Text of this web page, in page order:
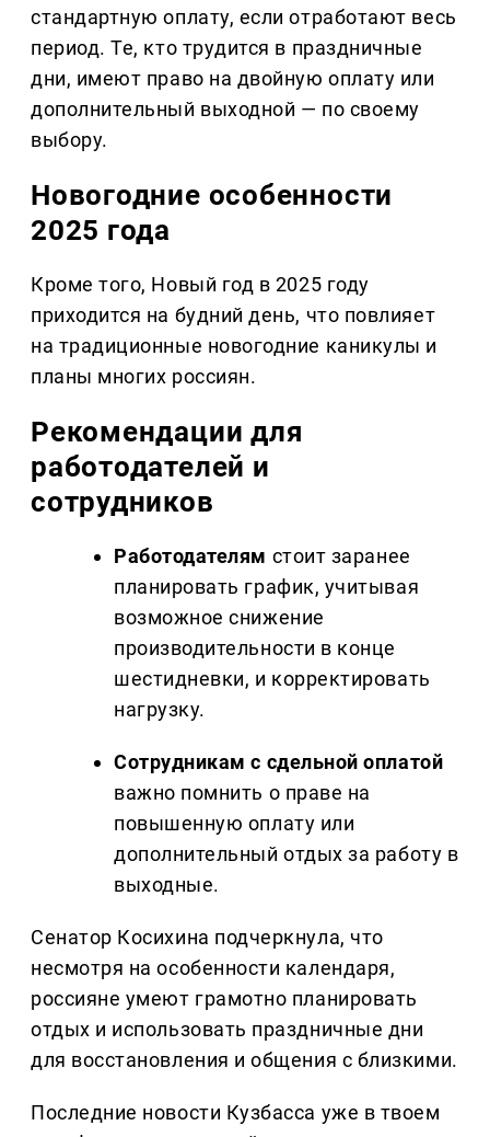
стандартную оплату, если отработают весь
период. Те, кто трудится в праздничные
дни, имеют право на двойную оплату или
дополнительный выходной — по своему
выбору.
Новогодние особенности
2025 года
Кроме того, Новый год в 2025 году
приходится на будний день, что повлияет
на традиционные новогодние каникулы и
планы многих россиян.
Рекомендации для
работодателей и
сотрудников
Работодателям стоит заранее
планировать график, учитывая
возможное снижение
производительности в конце
шестидневки, и корректировать
нагрузку.
Сотрудникам с сдельной оплатой
важно помнить о праве на
повышенную оплату или
дополнительный отдых за работу в
выходные.
Сенатор Косихина подчеркнула, что
несмотря на особенности календаря,
россияне умеют грамотно планировать
отдых и использовать праздничные дни
для восстановления и общения с близкими.
Последние новости Кузбасса уже в твоем